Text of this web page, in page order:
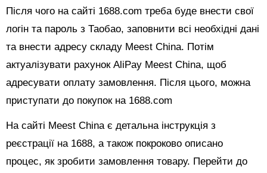
Після чого на сайті 1688.com треба буде внести свої
логін та пароль з Таобао, заповнити всі необхідні дані
та внести адресу складу Meest China. Потім
актуалізувати рахунок AliPay Meest China, щоб
адресувати оплату замовлення. Після цього, можна
приступати до покупок на 1688.com
На сайті Meest China є детальна інструкція з
реєстрації на 1688, а також покроково описано
процес, як зробити замовлення товару. Перейти до